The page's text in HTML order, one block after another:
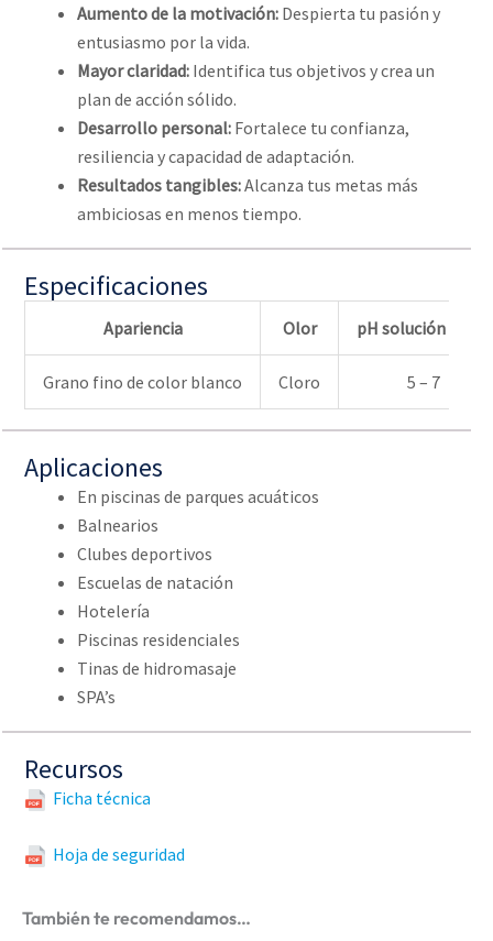
Aumento de la motivación: Despierta tu pasión y
entusiasmo por la vida.
Mayor claridad: Identifica tus objetivos y crea un
plan de acción sólido.
Desarrollo personal: Fortalece tu confianza,
resiliencia y capacidad de adaptación.
Resultados tangibles:Alcanza tus metas más
ambiciosas en menos tiempo.
Especificaciones
Apariencia Olor pH solución al 1%
Grano fino de color blanco Cloro 5 – 7
Aplicaciones
En piscinas de parques acuáticos
Balnearios
Clubes deportivos
Escuelas de natación
Hotelería
Piscinas residenciales
Tinas de hidromasaje
SPA’s
Recursos
Ficha técnica
Hoja de seguridad
También te recomendamos…